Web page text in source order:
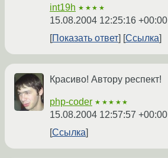
int19h ★★★★
15.08.2004 12:25:16 +00:00
Показать ответ
Ссылка
Красиво! Автору респект!
php-coder ★★★★★
15.08.2004 12:57:57 +00:00
Ссылка